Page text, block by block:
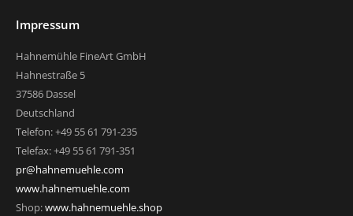
Impressum
Hahnemühle FineArt GmbH
Hahnestraße 5
37586 Dassel
Deutschland
Telefon: +49 55 61 791-235
Telefax: +49 55 61 791-351
pr@hahnemuehle.com
www.hahnemuehle.com
Shop:www.hahnemuehle.shop